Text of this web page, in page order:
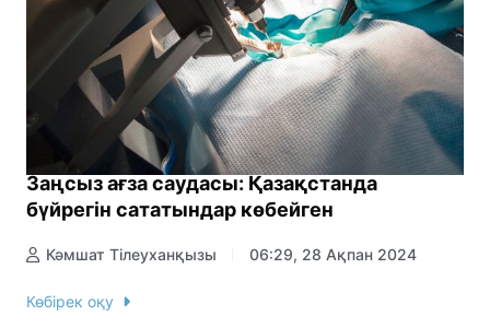
Заңсыз ағза саудасы: Қазақстанда
бүйрегін сататындар көбейген
Кәмшат Тілеуханқызы 06:29, 28 Ақпан 2024
Көбірек оқу